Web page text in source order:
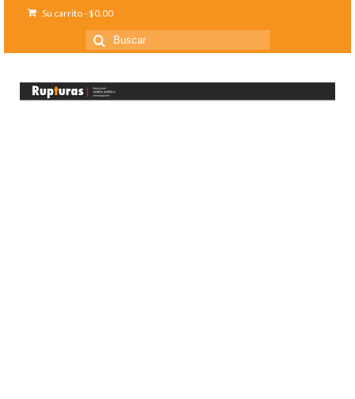
Su carrito-$0.00
Buscar
por: